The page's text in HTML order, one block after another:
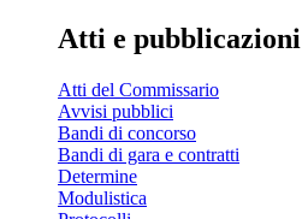
Atti e pubblicazioni
Atti del Commissario
Avvisi pubblici
Bandi di concorso
Bandi di gara e contratti
Determine
Modulistica